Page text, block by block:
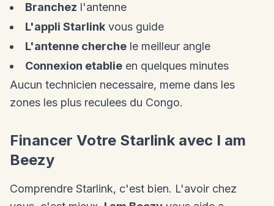
Branchez l'antenne
L'appli Starlink vous guide
L'antenne cherche le meilleur angle
Connexion etablie en quelques minutes
Aucun technicien necessaire, meme dans les
zones les plus reculees du Congo.
Financer Votre Starlink avec I am
Beezy
Comprendre Starlink, c'est bien. L'avoir chez